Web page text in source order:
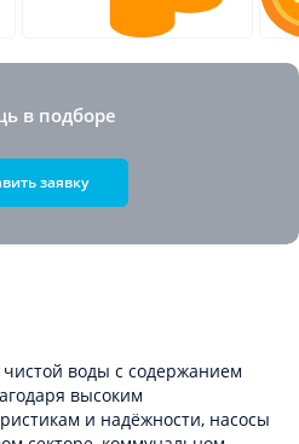
в подборе
заявку
воды с содержанием
высоким
и надёжности, насосы